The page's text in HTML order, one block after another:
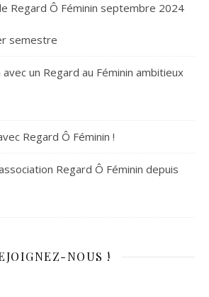
Regard Ô Féminin septembre 2024
semestre
un Regard au Féminin ambitieux
Regard Ô Féminin !
Regard Ô Féminin depuis
NOUS !